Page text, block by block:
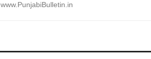
www.PunjabiBulletin.in